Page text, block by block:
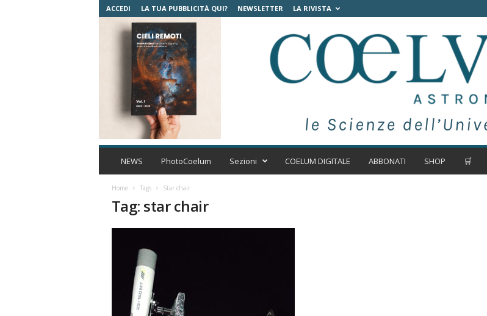
ACCEDI LA TUA PUBBLICITÀ QUI? NEWSLETTER LA RIVISTA
C
NEWS PhotoCoelum Sezioni COELUM DIGITALE ABBONATI SHOP 🛒
Home Tags Star chair
Tag: star chair